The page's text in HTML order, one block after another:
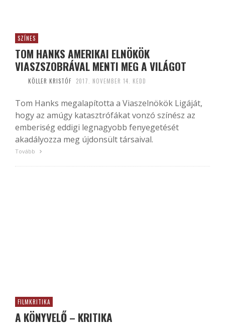
SZÍNES
TOM HANKS AMERIKAI ELNÖKÖK
VIASZSZOBRÁVAL MENTI MEG A VILÁGOT
KÖLLER KRISTÓF 2017. NOVEMBER 14. KEDD
Tom Hanks megalapította a Viaszelnökök Ligáját,
hogy az amúgy katasztrófákat vonzó színész az
emberiség eddigi legnagyobb fenyegetését
akadályozza meg újdonsült társaival.
Tovább
FILMKRITIKA
A KÖNYVELŐ – KRITIKA